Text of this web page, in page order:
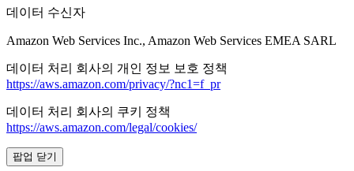
데이터 수신자
Amazon Web Services Inc., Amazon Web Services EMEA SARL
데이터 처리 회사의 개인 정보 보호 정책
https://aws.amazon.com/privacy/?nc1=f_pr
데이터 처리 회사의 쿠키 정책
https://aws.amazon.com/legal/cookies/
팝업 닫기